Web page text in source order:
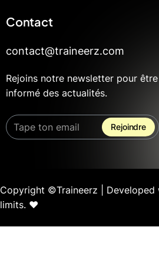
Contact
contact@traineerz.com
Rejoins notre newsletter pour être
informé des actualités.
Copyright ©Traineerz |
limits. ❤